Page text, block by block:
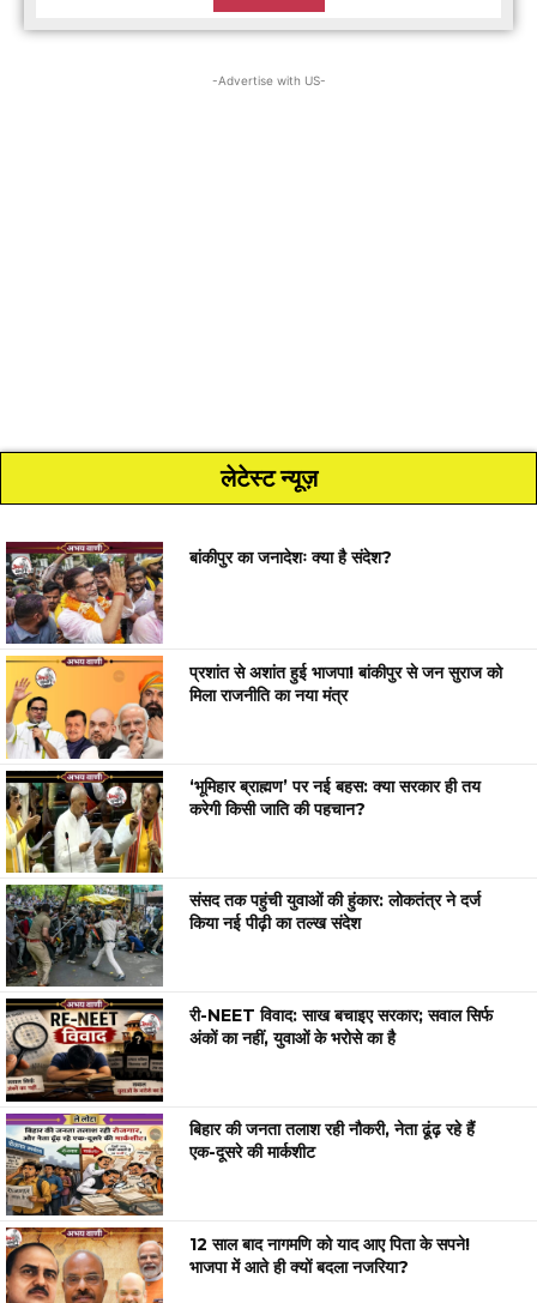
-Advertise with US-
लेटेस्ट न्यूज़
बांकीपुर का जनादेशः क्या है संदेश?
प्रशांत से अशांत हुई भाजपा! बांकीपुर से जन सुराज को
मिला राजनीति का नया मंत्र
‘भूमिहार ब्राह्मण’ पर नई बहस: क्या सरकार ही तय
करेगी किसी जाति की पहचान?
संसद तक पहुंची युवाओं की हुंकार: लोकतंत्र ने दर्ज
किया नई पीढ़ी का तल्ख संदेश
री-NEET विवाद: साख बचाइए सरकार; सवाल सिर्फ
अंकों का नहीं, युवाओं के भरोसे का है
बिहार की जनता तलाश रही नौकरी, नेता ढूंढ़ रहे हैं
एक-दूसरे की मार्कशीट
12 साल बाद नागमणि को याद आए पिता के सपने!
भाजपा में आते ही क्यों बदला नजरिया?